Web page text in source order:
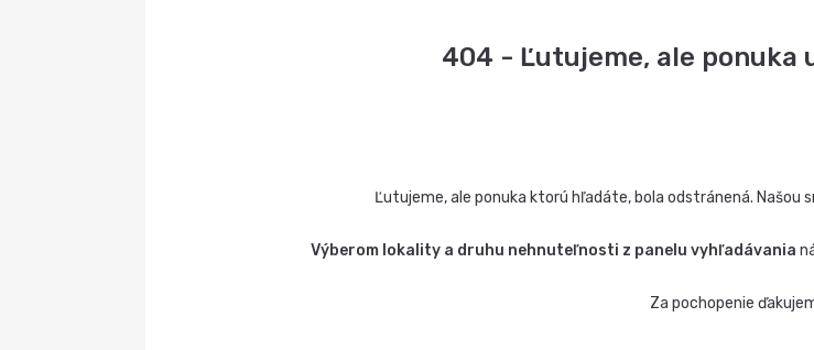
404 - Ľutujeme, ale ponuka
Ľutujeme, ale ponuka ktorú hľadáte, bola odstránená. Našou
Výberom lokality a druhu nehnuteľnosti z panelu vyhľadávania
Za pochopenie